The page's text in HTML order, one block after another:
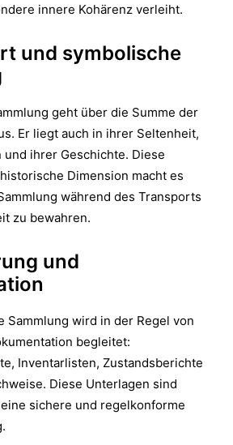
innere Kohärenz verleiht.
und symbolische
geht über die Summe der
Er liegt auch in ihrer Seltenheit,
ihrer Geschichte. Diese
Dimension macht es
während des Transports
zu bewahren.
und
Sammlung wird in der Regel von
begleitet:
Inventarlisten, Zustandsberichte
Diese Unterlagen sind
sichere und regelkonforme